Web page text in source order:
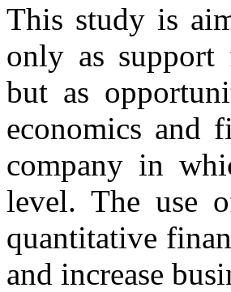
This study is
only as support
but as
economics and
company in
level. The use
quantitative
and increase